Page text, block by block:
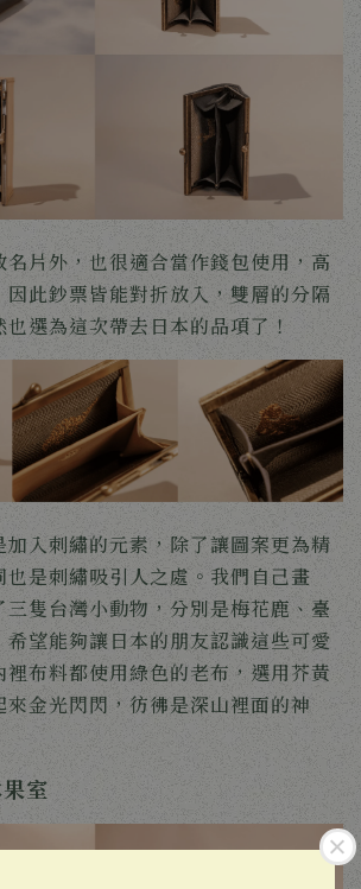
名片外，也很適合當作錢包使用，高
因此鈔票皆能對折放入，雙層的分隔
選為這次帶去日本的品項了！
加入刺繡的元素，除了讓圖案更為精
是刺繡吸引人之處。我們自己畫
三隻台灣小動物，分別是梅花鹿、臺
望能夠讓日本的朋友認識這些可愛
裡布料都使用綠色的老布，選用芥黃
金光閃閃，彷彿是深山裡面的神
室